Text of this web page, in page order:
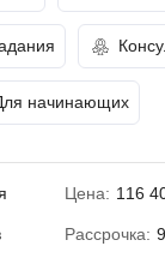
начинающих
Цена: 116
Рассрочка: